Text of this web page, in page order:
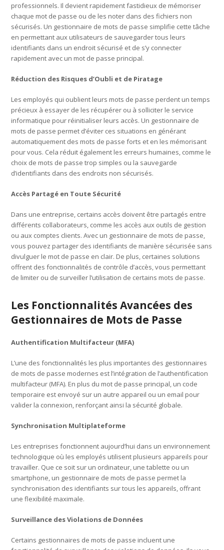
professionnels. Il devient rapidement fastidieux de mémoriser
chaque mot de passe ou de les noter dans des fichiers non
sécurisés. Un gestionnaire de mots de passe simplifie cette tâche
en permettant aux utilisateurs de sauvegarder tous leurs
identifiants dans un endroit sécurisé et de s’y connecter
rapidement avec un mot de passe principal.
Réduction des Risques d’Oubli et de Piratage
Les employés qui oublient leurs mots de passe perdent un temps
précieux à essayer de les récupérer ou à solliciter le service
informatique pour réinitialiser leurs accès. Un gestionnaire de
mots de passe permet d’éviter ces situations en générant
automatiquement des mots de passe forts et en les mémorisant
pour vous. Cela réduit également les erreurs humaines, comme le
choix de mots de passe trop simples ou la sauvegarde
d’identifiants dans des endroits non sécurisés.
Accès Partagé en Toute Sécurité
Dans une entreprise, certains accès doivent être partagés entre
différents collaborateurs, comme les accès aux outils de gestion
ou aux comptes clients. Avec un gestionnaire de mots de passe,
vous pouvez partager des identifiants de manière sécurisée sans
divulguer le mot de passe en clair. De plus, certaines solutions
offrent des fonctionnalités de contrôle d’accès, vous permettant
de limiter ou de surveiller l’utilisation de certains mots de passe.
Les Fonctionnalités Avancées des
Gestionnaires de Mots de Passe
Authentification Multifacteur (MFA)
L’une des fonctionnalités les plus importantes des gestionnaires
de mots de passe modernes est l’intégration de l’authentification
multifacteur (MFA). En plus du mot de passe principal, un code
temporaire est envoyé sur un autre appareil ou un email pour
valider la connexion, renforçant ainsi la sécurité globale.
Synchronisation Multiplateforme
Les entreprises fonctionnent aujourd’hui dans un environnement
technologique où les employés utilisent plusieurs appareils pour
travailler. Que ce soit sur un ordinateur, une tablette ou un
smartphone, un gestionnaire de mots de passe permet la
synchronisation des identifiants sur tous les appareils, offrant
une flexibilité maximale.
Surveillance des Violations de Données
Certains gestionnaires de mots de passe incluent une